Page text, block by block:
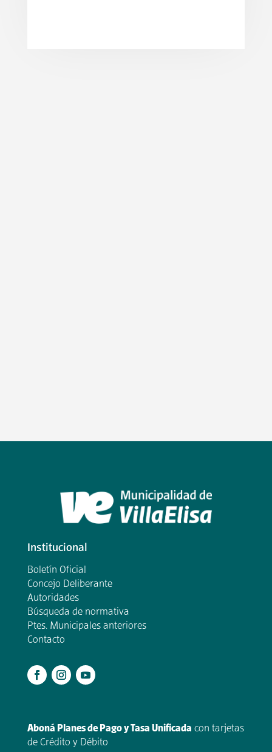
Institucional
Boletín Oficial
Concejo Deliberante
Autoridades
Búsqueda de normativa
Ptes. Municipales anteriores
Contacto
Aboná Planes de Pago y Tasa Unificada con tarjetas
de Crédito y Débito